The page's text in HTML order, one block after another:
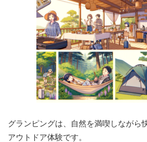
グランピングは、自然を満喫しながら
アウトドア体験です。